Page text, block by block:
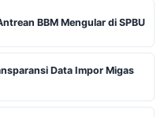
BBM Mengular di SPBU
Data Impor Migas